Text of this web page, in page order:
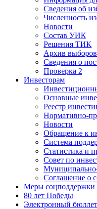
Сведения об
Численность
Новости
Состав УИК
Решения ТИК
Архив выборов
Сведения о
Проверка 2
Инвесторам
Основные
Реестр
Нормативно-
Новости
Обращение к
Система
Статистика и
Совет по
Муниципально-
Соглашение о
Меры соцподдержки
80 лет Победы
Электронный